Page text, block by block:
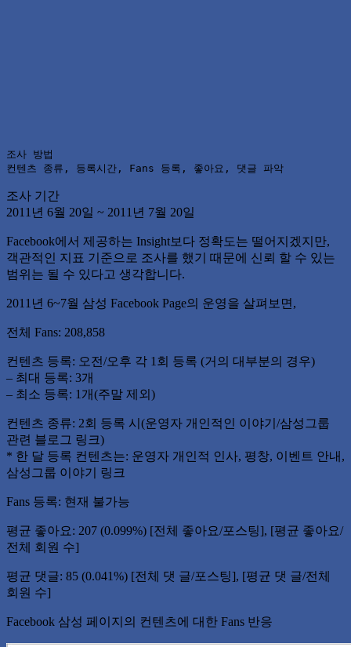
조사 방법
컨텐츠 종류, 등록시간, Fans 등록, 좋아요, 댓글 파악
조사 기간
2011년 6월 20일 ~ 2011년 7월 20일
Facebook에서 제공하는 Insight보다 정확도는 떨어지겠지만,
객관적인 지표 기준으로 조사를 했기 때문에 신뢰 할 수 있는
범위는 될 수 있다고 생각합니다.
2011년 6~7월 삼성 Facebook Page의 운영을 살펴보면,
전체 Fans: 208,858
컨텐츠 등록: 오전/오후 각 1회 등록 (거의 대부분의 경우)
– 최대 등록: 3개
– 최소 등록: 1개(주말 제외)
컨텐츠 종류: 2회 등록 시(운영자 개인적인 이야기/삼성그룹
관련 블로그 링크)
* 한 달 등록 컨텐츠는: 운영자 개인적 인사, 평창, 이벤트 안내,
삼성그룹 이야기 링크
Fans 등록: 현재 불가능
평균 좋아요: 207 (0.099%) [전체 좋아요/포스팅], [평균 좋아요/
전체 회원 수]
평균 댓글: 85 (0.041%) [전체 댓 글/포스팅], [평균 댓 글/전체
회원 수]
Facebook 삼성 페이지의 컨텐츠에 대한 Fans 반응